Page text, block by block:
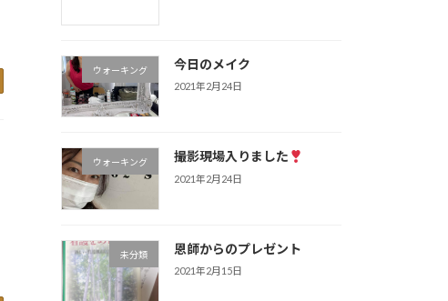
ウォーキング 今日のメイク
2021年2月24日
ウォーキング 撮影現場入りました
2021年2月24日
未分類 恩師からのプレゼント
2021年2月15日